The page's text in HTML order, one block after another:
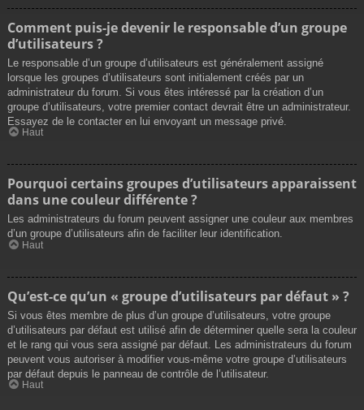
Comment puis-je devenir le responsable d’un groupe
d’utilisateurs ?
Le responsable d’un groupe d’utilisateurs est généralement assigné
lorsque les groupes d’utilisateurs sont initialement créés par un
administrateur du forum. Si vous êtes intéressé par la création d’un
groupe d’utilisateurs, votre premier contact devrait être un administrateur.
Essayez de le contacter en lui envoyant un message privé.
Haut
Pourquoi certains groupes d’utilisateurs apparaissent
dans une couleur différente ?
Les administrateurs du forum peuvent assigner une couleur aux membres
d’un groupe d’utilisateurs afin de faciliter leur identification.
Haut
Qu’est-ce qu’un « groupe d’utilisateurs par défaut » ?
Si vous êtes membre de plus d’un groupe d’utilisateurs, votre groupe
d’utilisateurs par défaut est utilisé afin de déterminer quelle sera la couleur
et le rang qui vous sera assigné par défaut. Les administrateurs du forum
peuvent vous autoriser à modifier vous-même votre groupe d’utilisateurs
par défaut depuis le panneau de contrôle de l’utilisateur.
Haut